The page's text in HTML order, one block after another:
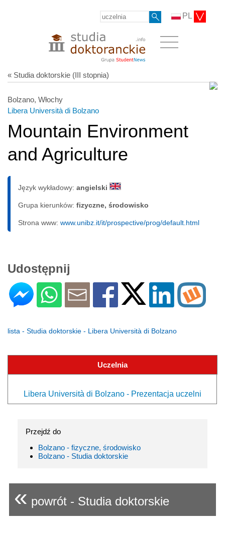
PL
« Studia doktorskie (III stopnia)
Bolzano, Włochy
Libera Università di Bolzano
Mountain Environment
and Agriculture
Język wykładowy: angielski
Grupa kierunków: fizyczne, środowisko
Strona www: www.unibz.it/it/prospective/prog/default.html
Udostępnij
lista - Studia doktorskie - Libera Università di Bolzano
Uczelnia
Libera Università di Bolzano - Prezentacja uczelni
Przejdź do
Bolzano - fizyczne, środowisko
Bolzano - Studia doktorskie
« powrót - Studia doktorskie